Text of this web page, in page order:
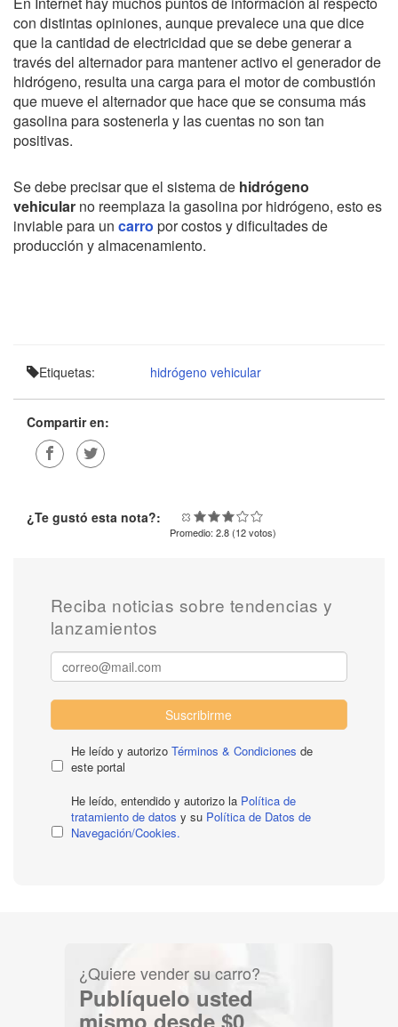
con distintas opiniones, aunque prevalece una que dice
que la cantidad de electricidad que se debe generar a
través del alternador para mantener activo el generador de
hidrógeno, resulta una carga para el motor de combustión
que mueve el alternador que hace que se consuma más
gasolina para sostenerla y las cuentas no son tan
positivas.
Se debe precisar que el sistema de hidrógeno
vehicular no reemplaza la gasolina por hidrógeno, esto es
inviable para un carro por costos y dificultades de
producción y almacenamiento.
Etiquetas: hidrógeno vehicular
Compartir en:
¿Te gustó esta nota?:
Promedio: 2.8 (12votos)
Reciba noticias sobre tendencias y
lanzamientos
Suscribirme
He leído y autorizo Términos & Condiciones de
este portal
He leído, entendido y autorizo la Política de
tratamiento de datos y su Política de Datos de
Navegación/Cookies.
¿Quiere vender su carro?
Publíquelo usted
mismo desde $0